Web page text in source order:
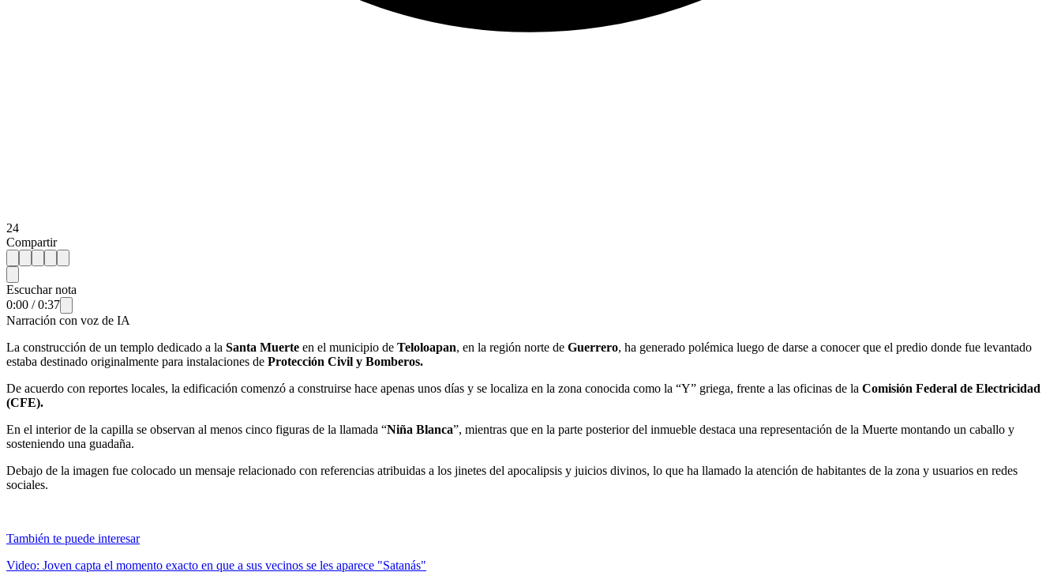
24
Compartir
Escuchar nota
0:00 /0:37
Narración con voz de IA
La construcción de un templo dedicado a la Santa Muerte en el municipio de Teloloapan, en la región norte de Guerrero, ha generado polémica luego de darse a conocer que el predio donde fue levantado
estaba destinado originalmente para instalaciones de Protección Civil y Bomberos.
De acuerdo con reportes locales, la edificación comenzó a construirse hace apenas unos días y se localiza en la zona conocida como la “Y” griega, frente a las oficinas de la Comisión Federal de Electricidad
(CFE).
En el interior de la capilla se observan al menos cinco figuras de la llamada “Niña Blanca”, mientras que en la parte posterior del inmueble destaca una representación de la Muerte montando un caballo y
sosteniendo una guadaña.
Debajo de la imagen fue colocado un mensaje relacionado con referencias atribuidas a los jinetes del apocalipsis y juicios divinos, lo que ha llamado la atención de habitantes de la zona y usuarios en redes
sociales.
También te puede interesar
Video: Joven capta el momento exacto en que a sus vecinos se les aparece "Satanás"